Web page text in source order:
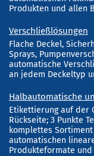
Produkten und allen
Verschließlösungen
Flache Deckel,
Sprays,
automatische
an jedem Deckeltyp
Halbautomatische
Etikettierung auf der
Rückseite; 3 Punkte
komplettes
automatischen
Produkteformate und